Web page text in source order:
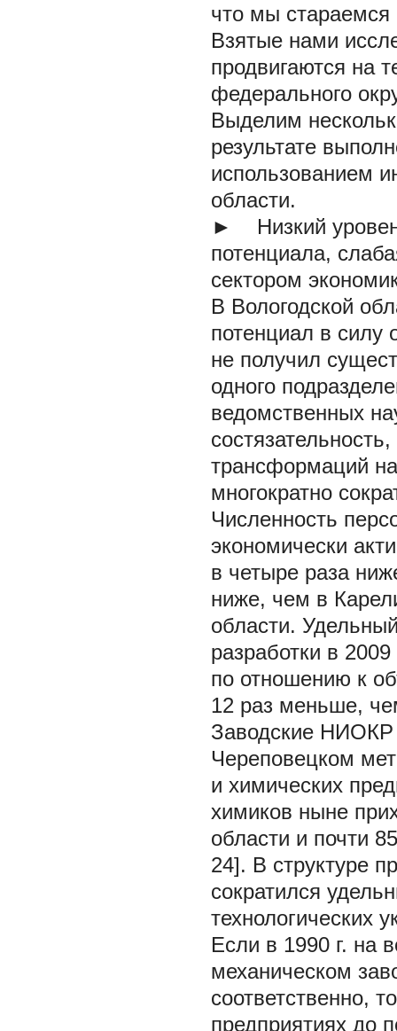
что мы стараемся
Взятые нами
продвигаются на
федерального
Выделим
результате
использованием
области.
►
Низкий
потенциала,
сектором
В Вологодской
потенциал в силу
не получил
одного
ведомственных
трансформаций
многократно
Численность
экономически
в четыре раза
ниже, чем в
области.
разработки в
по отношению к
12 раз меньше,
Заводские НИОКР
Череповецком
и химических
химиков ныне
области и почти
24]. В структуре
сократился
технологических
Если в 1990 г. на
механическом
соответственно,
предприятиях до